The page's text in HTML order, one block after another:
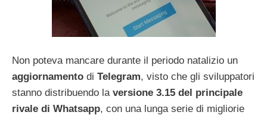
Non poteva mancare durante il periodo natalizio un
aggiornamento di Telegram, visto che gli sviluppatori
stanno distribuendo la versione 3.15 del principale
rivale di Whatsapp, con una lunga serie di migliorie